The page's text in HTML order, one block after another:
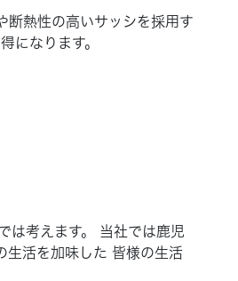
断熱性の高いサッシを採用す
になります。
は考えます。 当社では鹿児
生活を加味した 皆様の生活